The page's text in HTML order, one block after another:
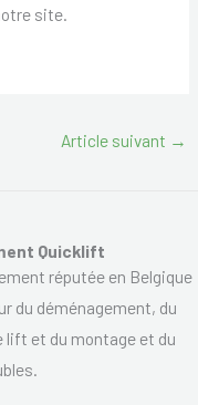
site.
Article suivant →
Quicklift
réputée en Belgique
du déménagement, du
lift et du montage et du